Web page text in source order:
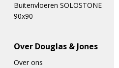
Buitenvloeren SOLOSTONE
90x90
Over Douglas & Jones
Over ons